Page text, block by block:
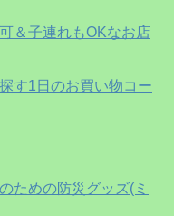
＆子連れもOKなお店
す1日のお買い物コー
ための防災グッズ(ミ